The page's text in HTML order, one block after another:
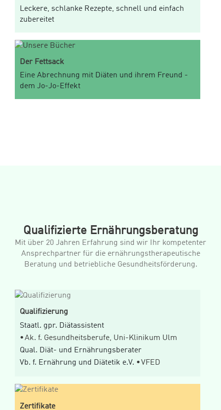
Leckere, schlanke Rezepte, schnell und einfach
zubereitet
Der Fettsack
Eine Abrechnung mit Diäten und ihrem Freund -
dem Jo-Jo-Effekt
Qualifizierte Ernährungsberatung
Mit über 20 Jahren Erfahrung sind wir Ihr kompetenter
Ansprechpartner für die ernährungstherapeutische
Beratung und betriebliche Gesundheitsförderung.
Qualifizierung
Staatl. gpr. Diätassistent
Ak. f. Gesundheitsberufe, Uni-Klinikum Ulm
Qual. Diät- und Ernährungsberater
Vb. f. Ernährung und Diätetik e.V.
VFED
Zertifikate